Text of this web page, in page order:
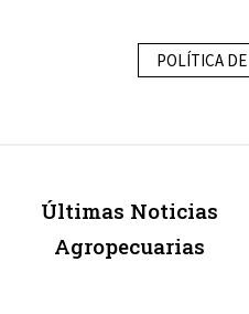
POLÍTICA
Últimas Noticias
Agropecuarias